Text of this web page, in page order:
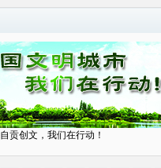
自贡创文，我们在行动！